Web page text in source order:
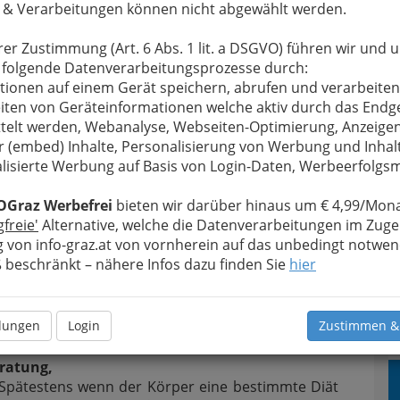
& Verarbeitungen können nicht abgewählt werden.
Zustimmung (Art. 6 Abs. 1 lit. a DSGVO) führen wir und
Datenverarbeitungsprozesse durch:
auf einem Gerät speichern, abrufen und
von Geräteinformationen welche aktiv durch das
werden, Webanalyse, Webseiten-Optimierung,
(embed) Inhalte, Personalisierung von Werbung und
Werbung auf Basis von Login-Daten,
Werbefrei bieten wir darüber hinaus um € 4,99/
Alternative, welche die Datenverarbeitungen im
von info-graz.at von vornherein auf das unbedingt
beschränkt – nähere Infos dazu finden Sie hier
Login Zustimmen
. Beginnend bei der Ernährung,
der Weg gedanklich bald zum Hersteller:
Landwirtschaft und die artgerechte
der Tierebeim Biobauern.
Punkt angekommen folgt spätestens die
Gebrauchs- und Konsumgüter.Kosmetik
den Haushalt sind gefragt.
alle
ist.
in
Bio
wenn der Körper eine bestimmte Diät